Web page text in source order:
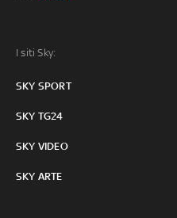
I siti Sky:
SKY SPORT
SKY TG24
SKY VIDEO
SKY ARTE